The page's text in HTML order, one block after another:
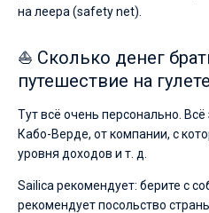
на леера (safety net).
⛵ Сколько денег
путешествие на
Тут всё очень персонально. Всё
Кабо-Верде, от компании, с
уровня доходов и т. д.
Sailica рекомендует: берите с
рекомендует посольство